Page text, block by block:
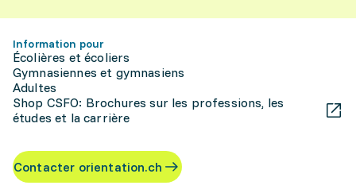
Information pour
Écolières et écoliers
Gymnasiennes et gymnasiens
Adultes
Shop CSFO: Brochures sur les professions, les
études et la carrière
Contacter orientation.ch